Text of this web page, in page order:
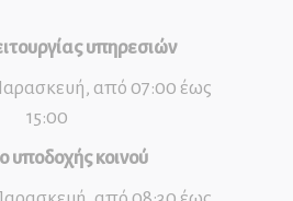
υπηρεσιών
από 07:00 έως
15:00
υποδοχής κοινού